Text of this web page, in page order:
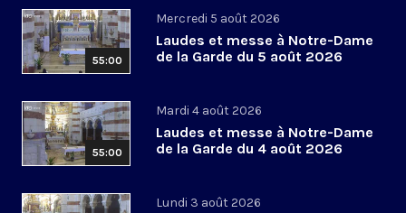
55:00
Mercredi 5 août 2026
Laudes et messe à Notre-Dame
de la Garde du 5 août 2026
55:00
Mardi 4 août 2026
Laudes et messe à Notre-Dame
de la Garde du 4 août 2026
Lundi 3 août 2026